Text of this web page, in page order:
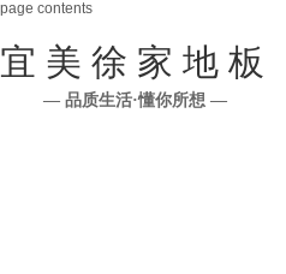
page contents
宜 美 徐 家 地 板
— 品质生活·懂你所想 —